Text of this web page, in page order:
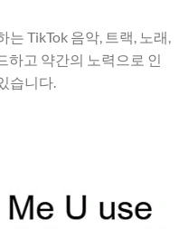
TikTok 음악, 트랙, 노래,
하고 약간의 노력으로 인
습니다.